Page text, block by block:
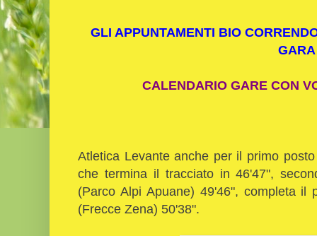
GLI APPUNTAMENTI BIO
GARA
CALENDARIO GARE CON
Atletica Levante anche per il primo
che termina il tracciato in 46'47",
(Parco Alpi Apuane) 49'46", completa il
(Frecce Zena) 50'38".